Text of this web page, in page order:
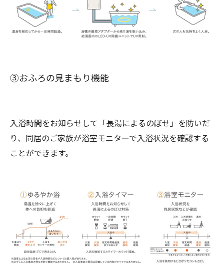
③おふろの見まもり機能
入浴時間をお知らせして「長湯によるのぼせ」を防いだ
り、同居のご家族が浴室モニターで入浴状況を確認する
ことができます。